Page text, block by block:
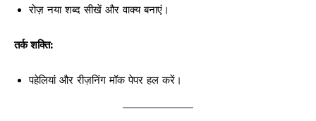
रोज़ नया शब्द सीखें और वाक्य बनाएं।
तर्क शक्ति:
पहेलियां और रीज़निंग मॉक पेपर हल करें।